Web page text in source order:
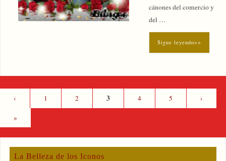
cánones del comercio y
del …
Sigue leyendo>>
‹ 1 2 3 4 5 ›
»
La Belleza de los Iconos